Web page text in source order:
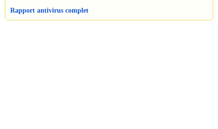
Rapport antivirus complet